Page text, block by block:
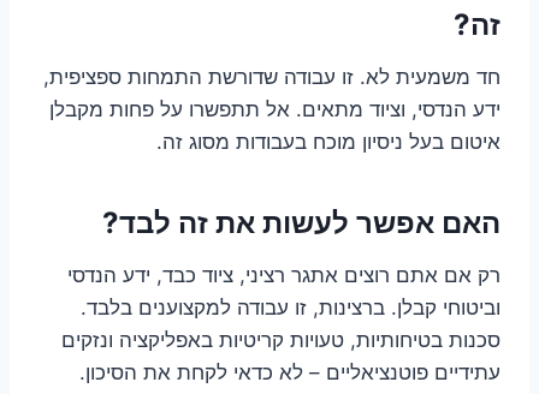
זה?
חד משמעית לא. זו עבודה שדורשת התמחות ספציפית,
ידע הנדסי, וציוד מתאים. אל תתפשרו על פחות מקבלן
איטום בעל ניסיון מוכח בעבודות מסוג זה.
האם אפשר לעשות את זה לבד?
רק אם אתם רוצים אתגר רציני, ציוד כבד, ידע הנדסי
וביטוחי קבלן. ברצינות, זו עבודה למקצוענים בלבד.
סכנות בטיחותיות, טעויות קריטיות באפליקציה ונזקים
עתידיים פוטנציאליים – לא כדאי לקחת את הסיכון.